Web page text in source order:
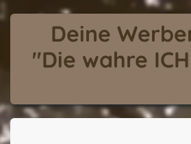
Deine
"Die wahre